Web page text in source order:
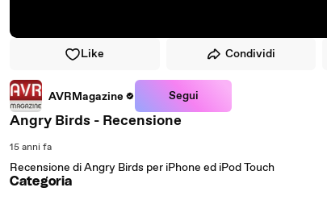
Like Condividi
AVRMagazine Segui
Angry Birds - Recensione
15 anni fa
Recensione di Angry Birds per iPhone ed iPod Touch
Categoria